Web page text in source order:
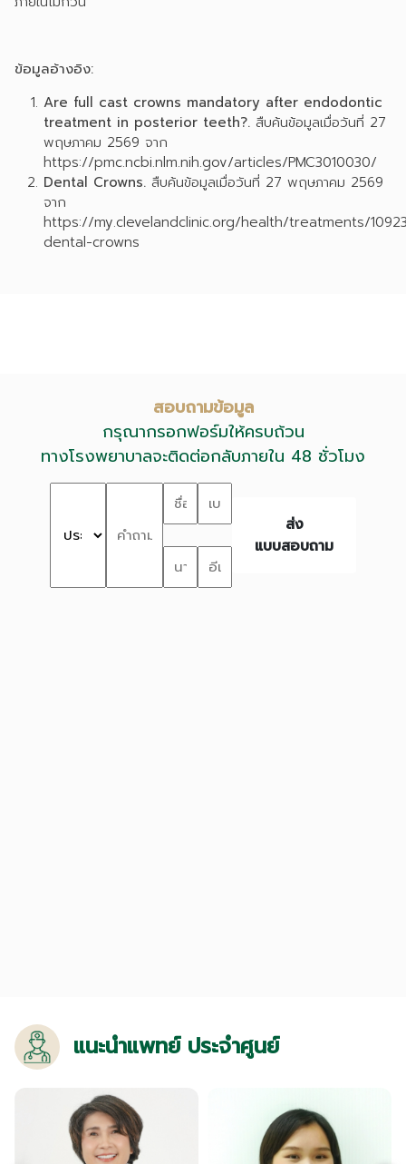
ข้อมูลอ้างอิง:
Are full cast crowns mandatory after endodontic
treatment in posterior teeth?. สืบค้นข้อมูลเมื่อวันที่ 27
พฤษภาคม 2569 จาก
https://pmc.ncbi.nlm.nih.gov/articles/PMC3010030/
Dental Crowns. สืบค้นข้อมูลเมื่อวันที่ 27 พฤษภาคม 2569
จาก
https://my.clevelandclinic.org/health/treatments/
dental-crowns
สอบถามข้อมูล
กรุณากรอกฟอร์มให้ครบถ้วน
ทางโรงพยาบาลจะติดต่อกลับภายใน 48 ชั่วโมง
ส่ง
แบบสอบถาม
แนะนำแพทย์ ประจำศูนย์